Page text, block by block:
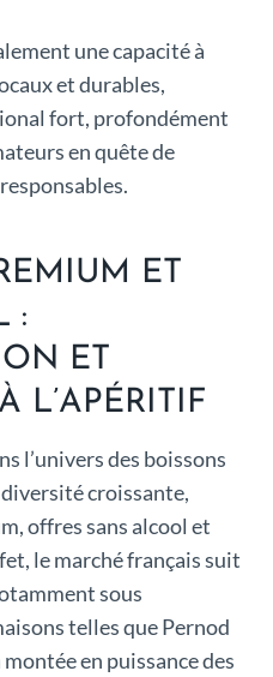
une capacité à
et durables,
fort, profondément
en quête de
ET
:
ET
L’APÉRITIF
l’univers des boissons
croissante,
offres sans alcool et
le marché français suit
sous
telles que Pernod
en puissance des